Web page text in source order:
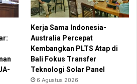
Kerja Sama Indonesia-
Australia Percepat
Kembangkan PLTS Atap di
Bali Fokus Transfer
Teknologi Solar Panel
6 Agustus 2026